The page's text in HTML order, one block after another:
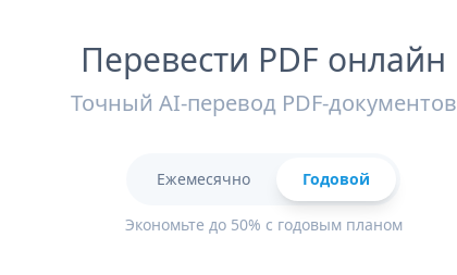
Перевести PDF онлайн
Точный AI-перевод PDF-документов
Ежемесячно Годовой
Экономьте до 50% с годовым планом